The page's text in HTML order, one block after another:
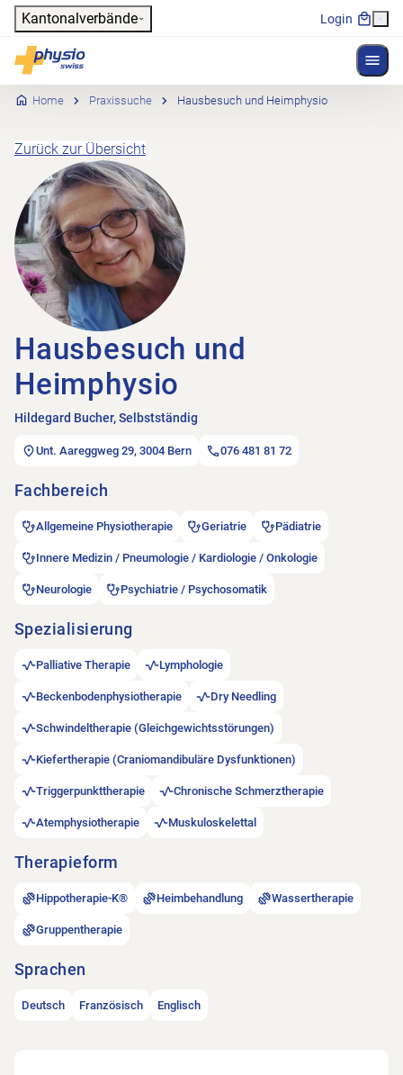
Header
Kantonalverbände Login
Physioswiss
Hauptnavigation
Home Praxissuche Hausbesuch und Heimphysio
Zurück zur Übersicht
Hausbesuch und
Heimphysio
Hildegard Bucher, Selbstständig
Unt. Aareggweg 29, 3004 Bern 076 481 81 72
Fachbereich
Allgemeine Physiotherapie Geriatrie Pädiatrie
Innere Medizin / Pneumologie / Kardiologie / Onkologie
Neurologie Psychiatrie / Psychosomatik
Spezialisierung
Palliative Therapie Lymphologie
Beckenbodenphysiotherapie Dry Needling
Schwindeltherapie (Gleichgewichtsstörungen)
Kiefertherapie (Craniomandibuläre Dysfunktionen)
Triggerpunkttherapie Chronische Schmerztherapie
Atemphysiotherapie Muskuloskelettal
Therapieform
Hippotherapie-K® Heimbehandlung Wassertherapie
Gruppentherapie
Sprachen
Deutsch Französisch Englisch